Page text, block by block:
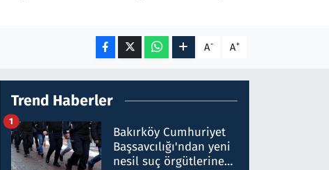
A- A+
Trend Haberler
Bakırköy Cumhuriyet
Başsavcılığı'ndan yeni
nesil suç örgütlerine
1